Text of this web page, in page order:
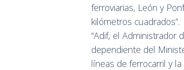
ferroviarias, León y
kilómetros cuadrados”.
“Adif, el Administrador
dependiente del
líneas de ferrocarril y